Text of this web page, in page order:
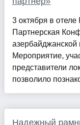
3 октября в
Партнерская
Мероприятие,
представители
позволило
Надежный